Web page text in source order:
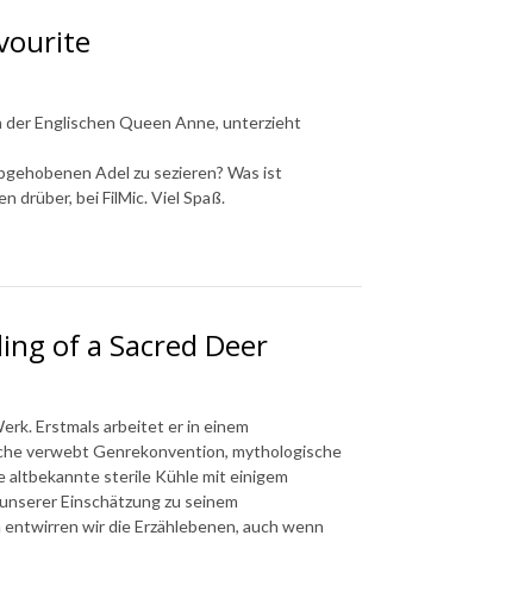
Englischen Queen Anne, unterzieht
Adel zu sezieren? Was ist
drüber, bei FilMic. Viel Spaß.
of a Sacred Deer
Erstmals arbeitet er in einem
verwebt Genrekonvention, mythologische
altbekannte sterile Kühle mit einigem
Einschätzung zu seinem
wir die Erzählebenen, auch wenn